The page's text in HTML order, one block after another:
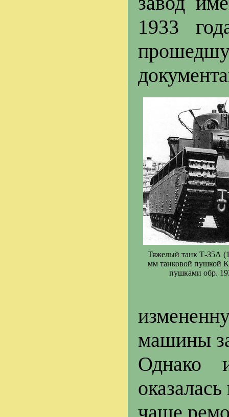
1933
Тяжелый танк Т-35А
мм танковой пушкой
пушками обр.
машины
Однако
чаще